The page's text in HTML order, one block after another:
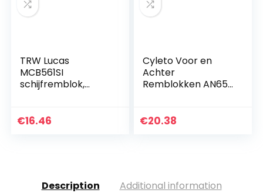
TRW Lucas
MCB561SI
schijfremblok,
€16.46
Cyleto Voor en
Achter
Remblokken AN650
2004 2005 2006
€20.38
Description Additional information